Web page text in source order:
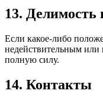
13. Делимость
Если какое-либо
недействительным
полную силу.
14. Контакты